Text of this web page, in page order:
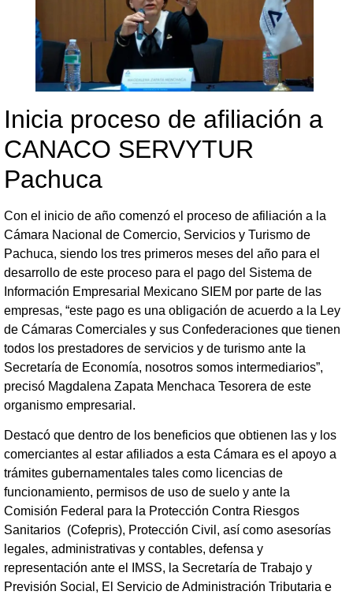
Inicia proceso de afiliación a
CANACO SERVYTUR
Pachuca
Con el inicio de año comenzó el proceso de afiliación a la
Cámara Nacional de Comercio, Servicios y Turismo de
Pachuca, siendo los tres primeros meses del año para el
desarrollo de este proceso para el pago del Sistema de
Información Empresarial Mexicano SIEM por parte de las
empresas, “este pago es una obligación de acuerdo a la Ley
de Cámaras Comerciales y sus Confederaciones que tienen
todos los prestadores de servicios y de turismo ante la
Secretaría de Economía, nosotros somos intermediarios”,
precisó Magdalena Zapata Menchaca Tesorera de este
organismo empresarial.
Destacó que dentro de los beneficios que obtienen las y los
comerciantes al estar afiliados a esta Cámara es el apoyo a
trámites gubernamentales tales como licencias de
funcionamiento, permisos de uso de suelo y ante la
Comisión Federal para la Protección Contra Riesgos
Sanitarios (Cofepris), Protección Civil, así como asesorías
legales, administrativas y contables, defensa y
representación ante el IMSS, la Secretaría de Trabajo y
Previsión Social, El Servicio de Administración Tributaria e